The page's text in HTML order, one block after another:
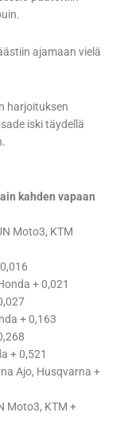
ajamaan vielä
harjoituksen
iski täydellä
kahden vapaan
Moto3, KTM
+ 0,021
+ 0,163
+ 0,521
Ajo, Husqvarna +
Moto3, KTM +